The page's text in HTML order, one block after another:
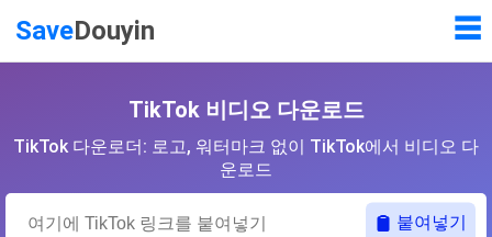
SaveDouyin ☰
TikTok 비디오 다운로드
TikTok 다운로더: 로고, 워터마크 없이 TikTok에서 비디오 다
운로드
붙여넣기